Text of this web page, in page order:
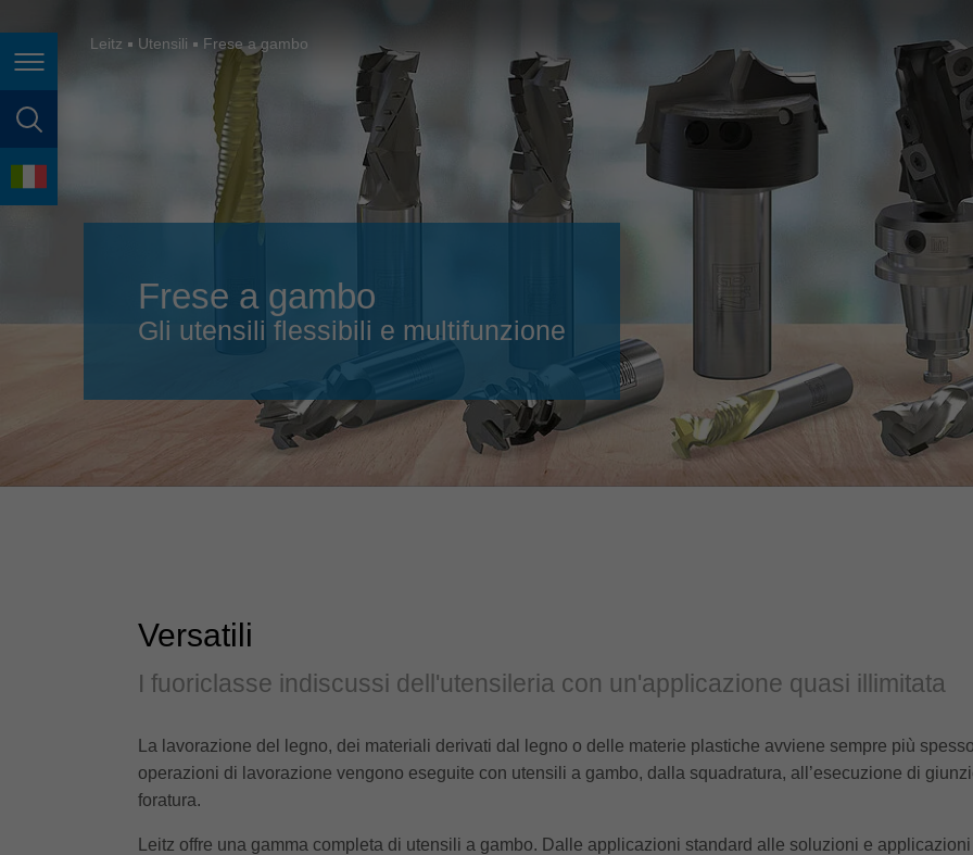
Navigazione della pagina
ricerca della pagina
lingua
France
Great Britain english
Italia italiano
India english
Japan (日本) 日本語
Magyarország
Malaysia
México español
Taiwan
Türkiye
USA
Việt Nam
ประเทศไทย
Leitz Utensili Frese a gambo
Frese a gambo
Gli utensili flessibili e multifunzione
Versatili
I fuoriclasse indiscussi dell'utensileria con un'applicazione quasi illimitata
La lavorazione del legno, dei materiali derivati dal legno o delle materie plastiche avviene sempre più
operazioni di lavorazione vengono eseguite con utensili a gambo, dalla squadratura, all’esecuzione di
foratura.
Leitz offre una gamma completa di utensili a gambo. Dalle applicazioni standard alle soluzioni e